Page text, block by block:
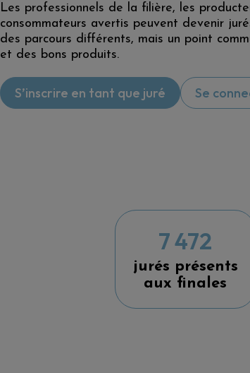
Les professionnels de la filière, les
consommateurs avertis peuvent devenir
des parcours différents, mais un point
et des bons produits.
S’inscrire en tant que juré Se
7 472
jurés présents
aux finales